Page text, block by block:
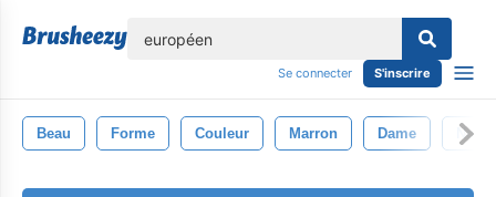
Se connecter S'inscrire
Beau Forme Couleur Marron Dame Noir